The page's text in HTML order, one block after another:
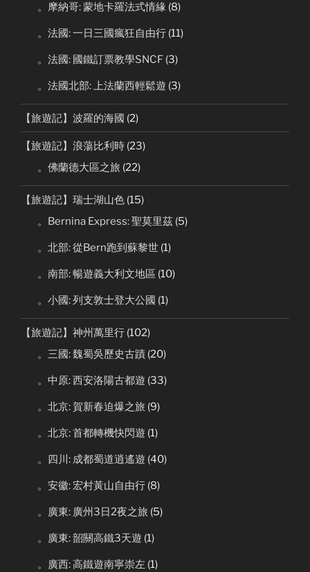
。摩納哥: 蒙地卡羅法式情緣 (8)
。法國: 一日三國瘋狂自由行 (11)
。法國: 國鐵訂票教學SNCF (3)
。法國北部: 上法蘭西輕鬆遊 (3)
【旅遊記】波羅的海國 (2)
【旅遊記】浪蕩比利時 (23)
。佛蘭德大區之旅 (22)
【旅遊記】瑞士湖山色 (15)
。Bernina Express: 聖莫里茲 (5)
。北部: 從Bern跑到蘇黎世 (1)
。南部: 暢遊義大利文地區 (10)
。小國: 列支敦士登大公國 (1)
【旅遊記】神州萬里行 (102)
。三國: 魏蜀吳歷史古蹟 (20)
。中原: 西安洛陽古都遊 (33)
。北京: 賀新春迫爆之旅 (9)
。北京: 首都轉機快閃遊 (1)
。四川: 成都蜀道逍遙遊 (40)
。安徽: 宏村黃山自由行 (8)
。廣東: 廣州3日2夜之旅 (5)
。廣東: 韶關高鐵3天遊 (1)
。廣西: 高鐵遊南寧崇左 (1)